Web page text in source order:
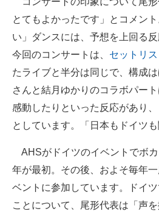
とてもよかったです」とコメン
い」ダンスには、予想を上回る反
今回のコンサートは、 セットリス
たライブと半分は同じで、構成
さんと結月ゆかりのコラボパー
感動したりといった反応があり
としています。「日本もドイツも
AHSがドイツのイベントでボ
年が最初。その後、およそ毎年
ベントに参加しています。ドイ
ことについて、尾形代表は「声